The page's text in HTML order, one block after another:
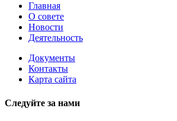
Главная
О совете
Новости
Деятельность
Документы
Контакты
Карта сайта
Следуйте за нами